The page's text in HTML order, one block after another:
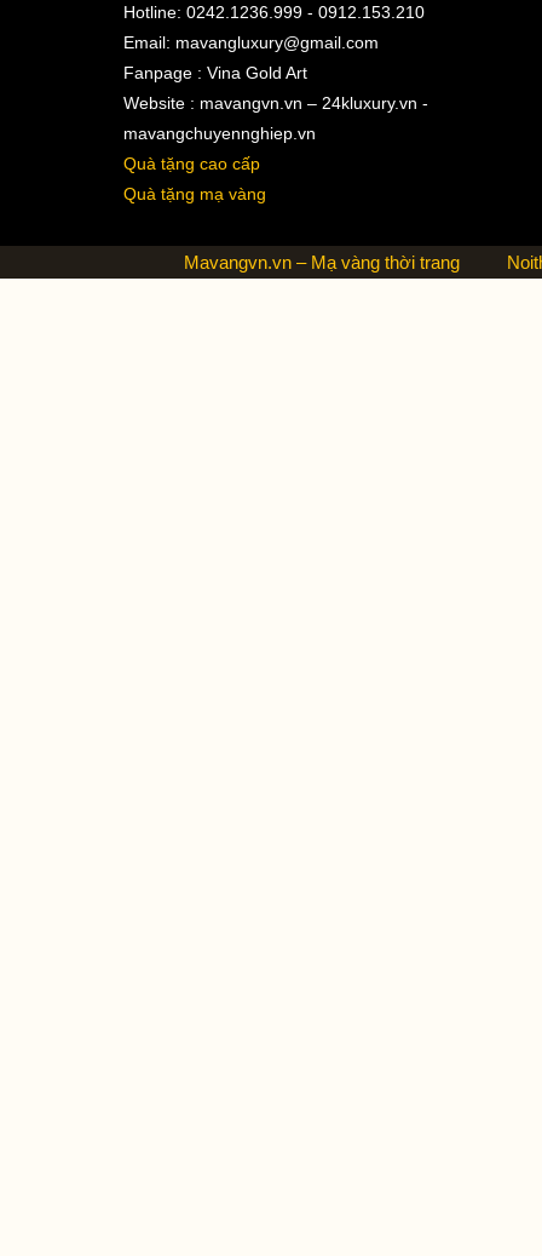
Hotline: 0242.1236.999 - 0912.153.210
Email: mavangluxury@gmail.com
Fanpage : Vina Gold Art
Website : mavangvn.vn – 24kluxury.vn -
mavangchuyennghiep.vn
Quà tặng cao cấp
Quà tặng mạ vàng
Mavangvn.vn – Mạ vàng thời trang